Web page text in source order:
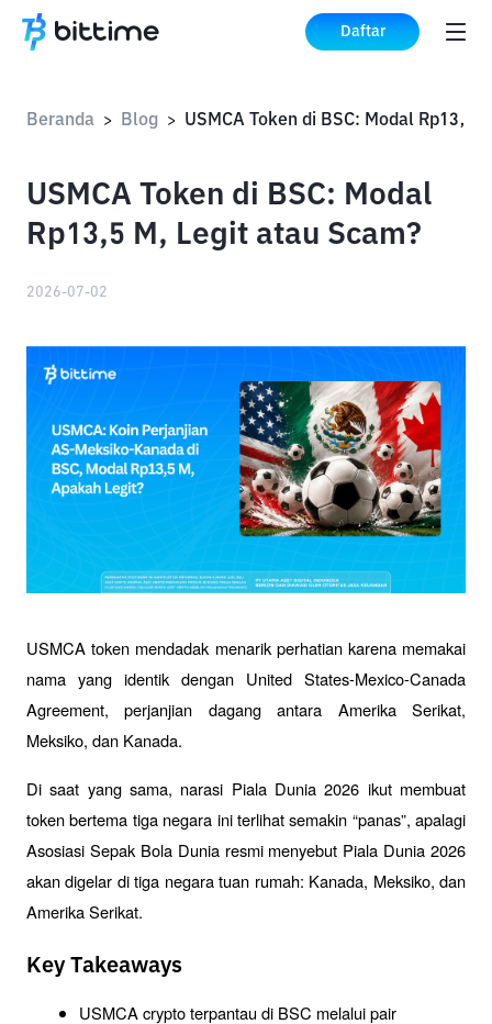
Daftar
Beranda > Blog >
USMCA Token di BSC: Modal
Rp13,5 M, Legit atau Scam?
2026-07-02
USMCA token mendadak menarik perhatian karena memakai
nama yang identik dengan United States-Mexico-Canada
Agreement, perjanjian dagang antara Amerika Serikat,
Meksiko, dan Kanada.
Di saat yang sama, narasi Piala Dunia 2026 ikut membuat
token bertema tiga negara ini terlihat semakin “panas”, apalagi
Asosiasi Sepak Bola Dunia resmi menyebut Piala Dunia 2026
akan digelar di tiga negara tuan rumah: Kanada, Meksiko, dan
Amerika Serikat.
Key Takeaways
USMCA crypto terpantau di BSC melalui pair